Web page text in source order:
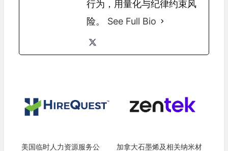
行为，用量化与纪律约束风
险。 See Full Bio
美国临时人力资源服务公
加拿大石墨烯及相关纳米材